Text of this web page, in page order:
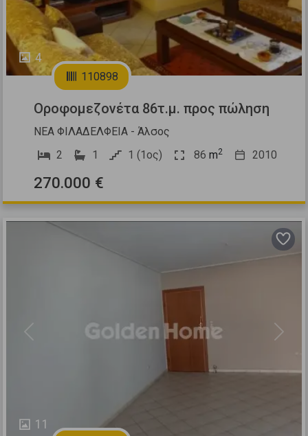
4
110898
Οροφομεζονέτα 86τ.μ. προς πώληση
ΝΕΑ ΦΙΛΑΔΕΛΦΕΙΑ - Άλσος
2
1 1 (1ος) 86 m2 2010
270.000 €
11
Previous Next